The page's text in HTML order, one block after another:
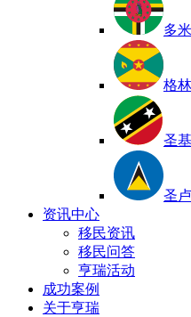
多
格
圣
圣
资讯中心
移民资讯
移民问答
亨瑞活动
成功案例
关于亨瑞